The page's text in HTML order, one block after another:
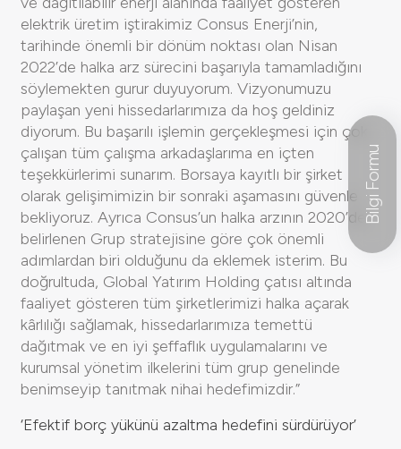
elektrik üretim iştirakimiz Consus Enerji’nin,
tarihinde önemli bir dönüm noktası olan Nisan
2022’de halka arz sürecini başarıyla tamamladığını
söylemekten gurur duyuyorum. Vizyonumuzu
paylaşan yeni hissedarlarımıza da hoş geldiniz
diyorum. Bu başarılı işlemin gerçekleşmesi için çok
çalışan tüm çalışma arkadaşlarıma en içten
teşekkürlerimi sunarım. Borsaya kayıtlı bir şirket
olarak gelişimimizin bir sonraki aşamasını güvenle
bekliyoruz. Ayrıca Consus’un halka arzının 2020’de
belirlenen Grup stratejisine göre çok önemli
adımlardan biri olduğunu da eklemek isterim. Bu
doğrultuda, Global Yatırım Holding çatısı altında
faaliyet gösteren tüm şirketlerimizi halka açarak
kârlılığı sağlamak, hissedarlarımıza temettü
dağıtmak ve en iyi şeffaflık uygulamalarını ve
kurumsal yönetim ilkelerini tüm grup genelinde
benimseyip tanıtmak nihai hedefimizdir.”
‘Efektif borç yükünü azaltma hedefini sürdürüyor’
Bilgi Formu